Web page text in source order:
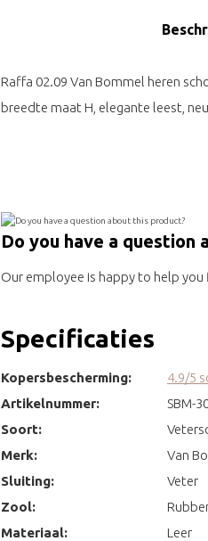
Raffa 02.09 Van Bommel heren
breedte maat H, elegante leest,
Do you have a question
Our employee is happy to help
Specificaties
Kopersbescherming:
4.9/5
Artikelnummer:
SBM-
Soort:
Merk:
Van
Sluiting:
Veter
Zool:
Materiaal:
Leer